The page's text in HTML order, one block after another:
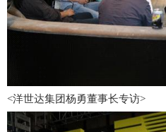
<洋世达集团杨勇董事长专访>